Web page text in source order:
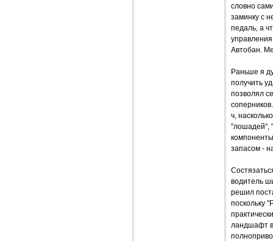
словно
заминку с
педаль, а
Автобан.
Раньше я
получить
позволял
ч,
"лошадей",
запасом -
водитель
решил
поскольку
ландшафт